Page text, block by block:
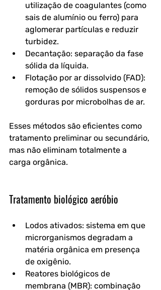
utilização de coagulantes (como
sais de alumínio ou ferro) para
aglomerar partículas e reduzir
turbidez.
Decantação: separação da fase
sólida da líquida.
Flotação por ar dissolvido (FAD):
remoção de sólidos suspensos e
gorduras por microbolhas de ar.
Esses métodos são eficientes como
tratamento preliminar ou secundário,
mas não eliminam totalmente a
carga orgânica.
Tratamento biológico aeróbio
Lodos ativados: sistema em que
microrganismos degradam a
matéria orgânica em presença
de oxigênio.
Reatores biológicos de
membrana (MBR): combinação